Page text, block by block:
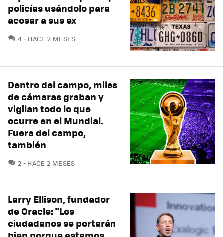
policías usándolo para
acosar a sus ex
4 COMENTARIOS
HACE 2 MESES
Dentro del campo, miles
de cámaras graban y
vigilan todo lo que
ocurre en el Mundial.
Fuera del campo,
también
2 COMENTARIOS
HACE 2 MESES
Larry Ellison, fundador
de Oracle: "Los
ciudadanos se portarán